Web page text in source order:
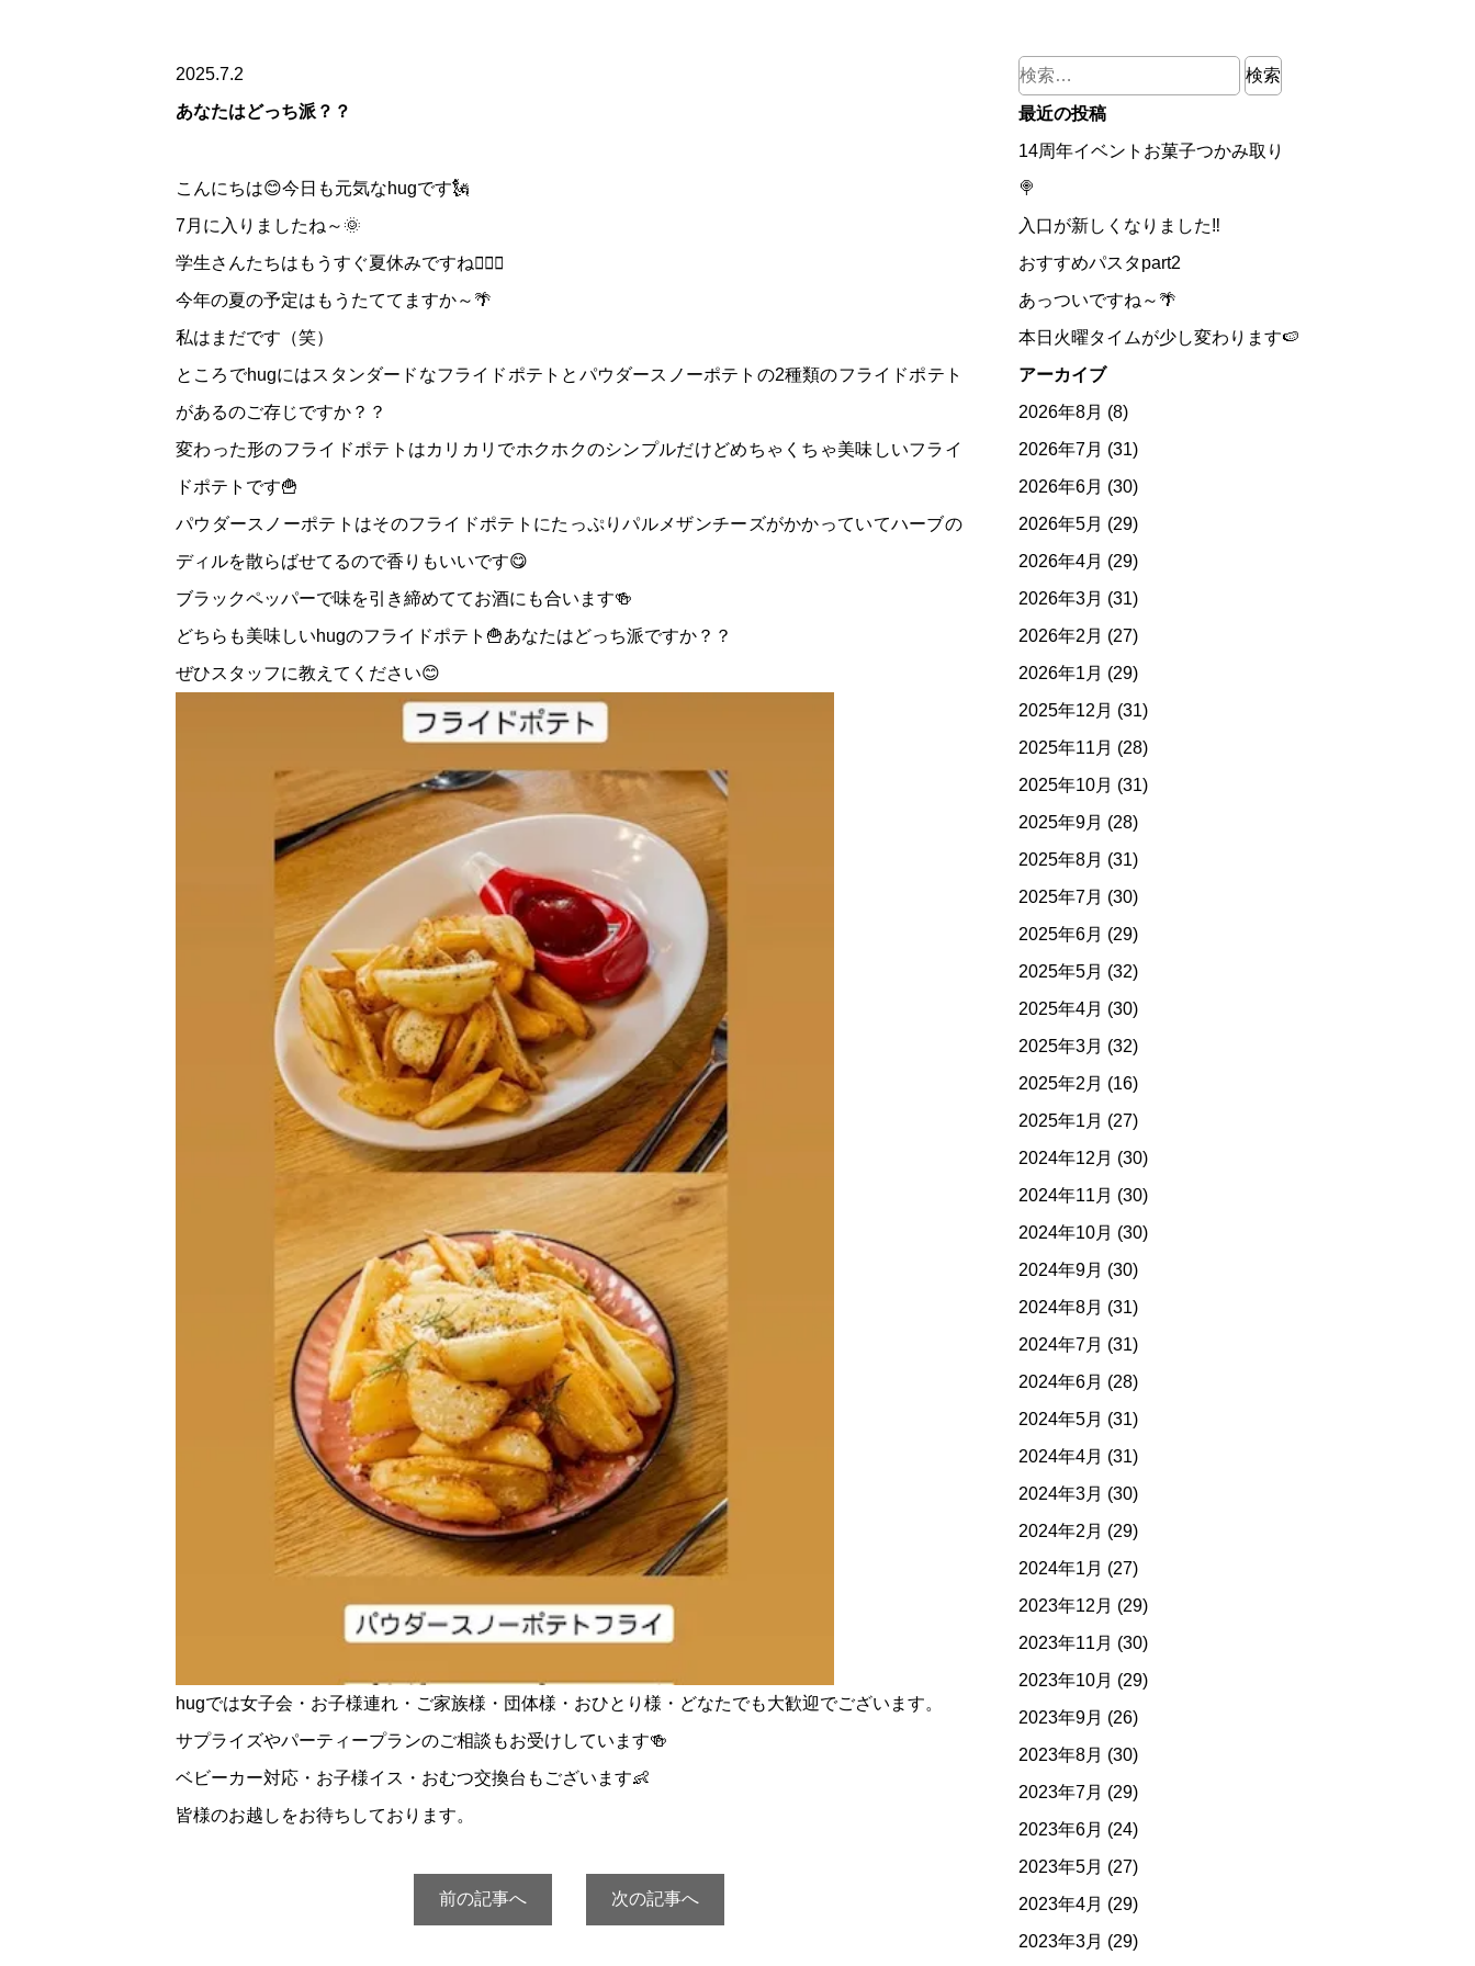
2025.7.2
あなたはどっち派？？
こんにちは😊今日も元気なhugです🗽
7月に入りましたね～🌞
学生さんたちはもうすぐ夏休みですね🏄🏻‍♀️
今年の夏の予定はもうたててますか～🌴
私はまだです（笑）
ところでhugにはスタンダードなフライドポテトとパウダースノーポテトの2種類のフライドポテト
があるのご存じですか？？
変わった形のフライドポテトはカリカリでホクホクのシンプルだけどめちゃくちゃ美味しいフライ
ドポテトです🍟
パウダースノーポテトはそのフライドポテトにたっぷりパルメザンチーズがかかっていてハーブの
ディルを散らばせてるので香りもいいです😋
ブラックペッパーで味を引き締めててお酒にも合います🍻
どちらも美味しいhugのフライドポテト🍟あなたはどっち派ですか？？
ぜひスタッフに教えてください😊
hugでは女子会・お子様連れ・ご家族様・団体様・おひとり様・どなたでも大歓迎でございます。
サプライズやパーティープランのご相談もお受けしています🍻
ベビーカー対応・お子様イス・おむつ交換台もございます👶
皆様のお越しをお待ちしております。
前の記事へ 次の記事へ
検
索:
最近の投稿
14周年イベントお菓子つかみ取り
🍭
入口が新しくなりました‼
おすすめパスタpart2
あっついですね～🌴
本日火曜タイムが少し変わります🍉
アーカイブ
2026年8月 (8)
2026年7月 (31)
2026年6月 (30)
2026年5月 (29)
2026年4月 (29)
2026年3月 (31)
2026年2月 (27)
2026年1月 (29)
2025年12月 (31)
2025年11月 (28)
2025年10月 (31)
2025年9月 (28)
2025年8月 (31)
2025年7月 (30)
2025年6月 (29)
2025年5月 (32)
2025年4月 (30)
2025年3月 (32)
2025年2月 (16)
2025年1月 (27)
2024年12月 (30)
2024年11月 (30)
2024年10月 (30)
2024年9月 (30)
2024年8月 (31)
2024年7月 (31)
2024年6月 (28)
2024年5月 (31)
2024年4月 (31)
2024年3月 (30)
2024年2月 (29)
2024年1月 (27)
2023年12月 (29)
2023年11月 (30)
2023年10月 (29)
2023年9月 (26)
2023年8月 (30)
2023年7月 (29)
2023年6月 (24)
2023年5月 (27)
2023年4月 (29)
2023年3月 (29)